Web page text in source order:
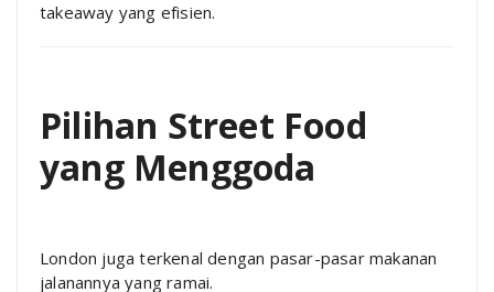
takeaway yang efisien.
Pilihan Street Food
yang Menggoda
London juga terkenal dengan pasar-pasar makanan
jalanannya yang ramai.